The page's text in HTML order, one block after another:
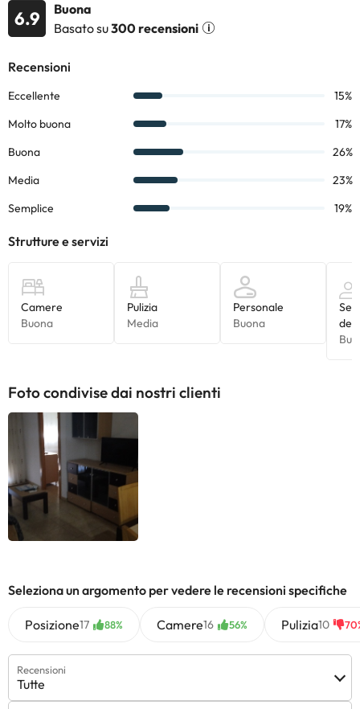
I suoi servizi includono una
all'uso familiare. Gli animali domestici sono ammessi su richiesta e
Un'opzione funzionale sulla costa di Castellón per chi privilegia la
Prenota ora gli
Appartamenti Marina d'Or 3000
Alcuni dei servizi indicati potrebbero essere a pagamento. Puoi
Tutte le informazioni presenti in questa pagina sono soggette a
modifiche da parte della struttura. Se hai dubbi, contattaci.
6.9
Buona
Basato su300 recensioni
Foto condivise dai nostri clienti
Seleziona un argomento per vedere le recensioni specifiche
Posizione17 88% Camere16 56% Pulizia10
Recensioni
Tutte